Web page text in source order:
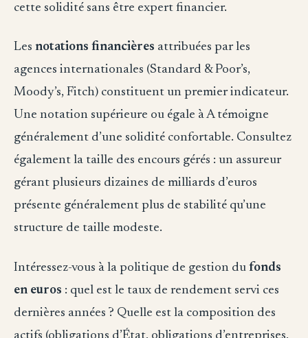
cette solidité sans être expert financier.
Les notations financières attribuées par les
agences internationales (Standard & Poor’s,
Moody’s, Fitch) constituent un premier indicateur.
Une notation supérieure ou égale à A témoigne
généralement d’une solidité confortable. Consultez
également la taille des encours gérés : un assureur
gérant plusieurs dizaines de milliards d’euros
présente généralement plus de stabilité qu’une
structure de taille modeste.
Intéressez-vous à la politique de gestion du fonds
en euros : quel est le taux de rendement servi ces
dernières années ? Quelle est la composition des